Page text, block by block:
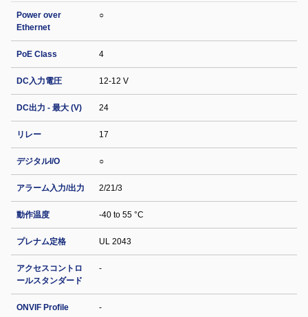
Power over
Ethernet
○
PoE Class 4
DC入力電圧 12-12 V
DC出力 - 最大 (V) 24
リレー 17
デジタルI/O ○
アラーム入力/出力 2/21/3
動作温度 -40 to 55 °C
プレナム定格 UL 2043
アクセスコントロ
ールスタンダード
-
ONVIF Profile -